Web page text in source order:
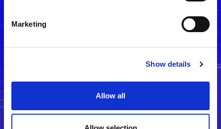
Marketing
Show details
Allow all